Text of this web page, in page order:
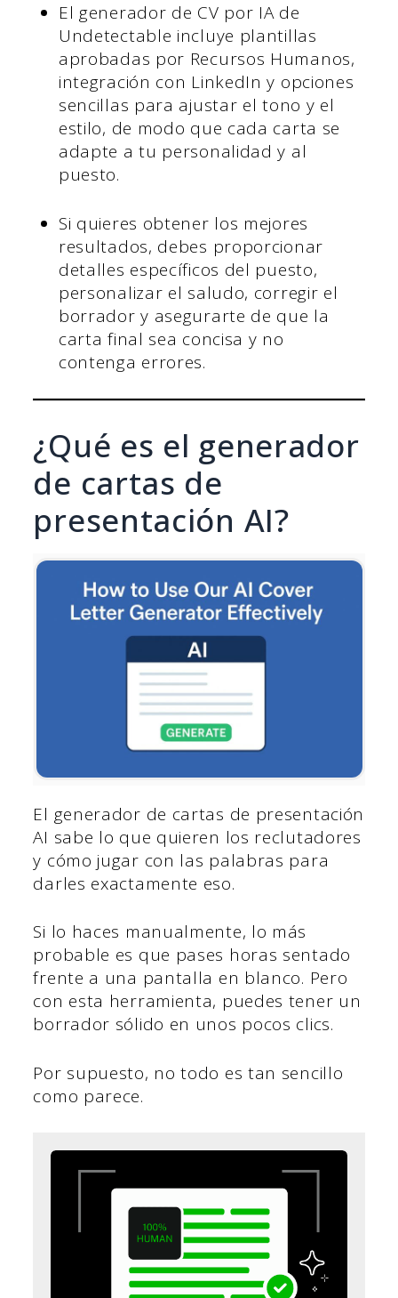
El generador de CV por IA de
Undetectable incluye plantillas
aprobadas por Recursos Humanos,
integración con LinkedIn y opciones
sencillas para ajustar el tono y el
estilo, de modo que cada carta se
adapte a tu personalidad y al
puesto.
Si quieres obtener los mejores
resultados, debes proporcionar
detalles específicos del puesto,
personalizar el saludo, corregir el
borrador y asegurarte de que la
carta final sea concisa y no
contenga errores.
¿Qué es el generador
de cartas de
presentación AI?
El generador de cartas de presentación
AI sabe lo que quieren los reclutadores
y cómo jugar con las palabras para
darles exactamente eso.
Si lo haces manualmente, lo más
probable es que pases horas sentado
frente a una pantalla en blanco. Pero
con esta herramienta, puedes tener un
borrador sólido en unos pocos clics.
Por supuesto, no todo es tan sencillo
como parece.